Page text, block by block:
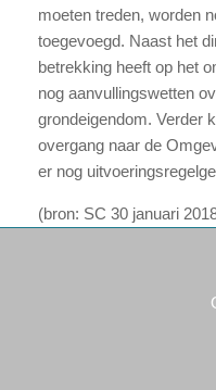
moeten treden, worden
toegevoegd. Naast het
betrekking heeft op het
nog aanvullingswetten
grondeigendom. Verder
overgang naar de
er nog
(bron: SC 30 januari